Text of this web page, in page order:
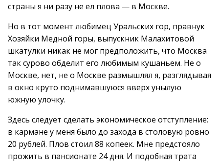
страны я ни разу не ел плова — в Москве.
Но в тот момент любимец Уральских гор, правнук
Хозяйки Медной горы, выпускник Малахитовой
шкатулки никак не мог предположить, что Москва
так сурово обделит его любимым кушаньем. Не о
Москве, нет, не о Москве размышлял я, разглядывая
в окно круто поднимавшуюся вверх унылую
южную улочку.
Здесь следует сделать экономическое отступление:
в кармане у меня было до захода в столовую ровно
20 рублей. Плов стоил 88 копеек. Мне предстояло
прожить в пансионате 24 дня. И подобная трата